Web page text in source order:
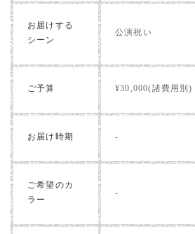
お届けする
シーン
公演祝い
ご予算 ¥30,000(諸費用別)
お届け時期 -
ご希望のカ
ラー
-